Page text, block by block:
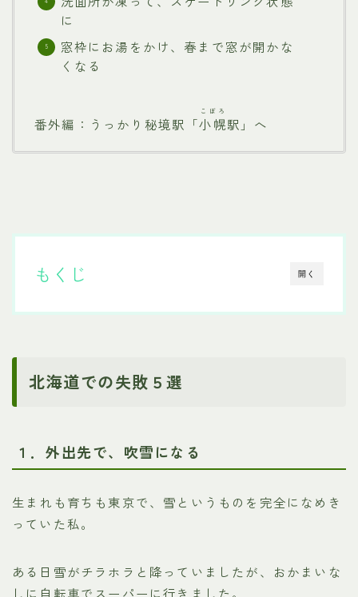
に
窓枠にお湯をかけ、春まで窓が開かな
くなる
番外編：うっかり秘境駅「小幌
こぼろ
駅」へ
開く
もくじ
北海道での失敗５選
１．外出先で、吹雪になる
生まれも育ちも東京で、雪というものを完全になめき
っていた私。
ある日雪がチラホラと降っていましたが、おかまいな
しに自転車でスーパーに行きました。